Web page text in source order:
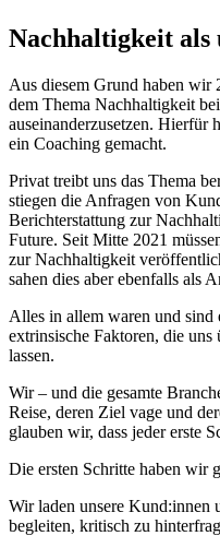
Nachhaltigkeit als
Aus diesem Grund haben wir
dem Thema Nachhaltigkeit
auseinanderzusetzen. Hierfür
ein Coaching gemacht.
Privat treibt uns das Thema
stiegen die Anfragen von
Berichterstattung zur
Future. Seit Mitte 2021
zur Nachhaltigkeit
sahen dies aber ebenfalls als
Alles in allem waren und sind
extrinsische Faktoren, die
lassen.
Wir – und die gesamte
Reise, deren Ziel vage und
glauben wir, dass jeder erste
Die ersten Schritte haben wir
Wir laden unsere Kund:innen
begleiten, kritisch zu